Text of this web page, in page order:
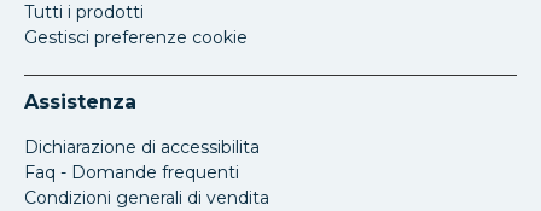
Tutti i prodotti
Gestisci preferenze cookie
Assistenza
Dichiarazione di accessibilita
Faq - Domande frequenti
Condizioni generali di vendita